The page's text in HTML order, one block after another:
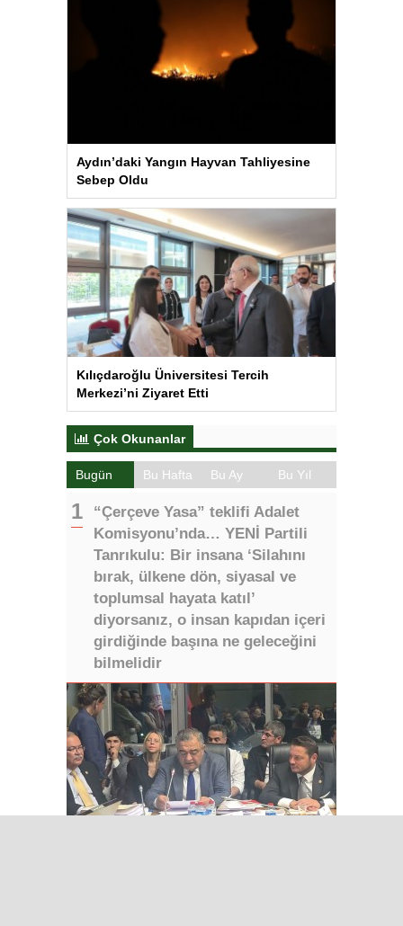
Aydın’daki Yangın Hayvan Tahliyesine
Sebep Oldu
Kılıçdaroğlu Üniversitesi Tercih
Merkezi’ni Ziyaret Etti
Çok Okunanlar
Bugün Bu Hafta Bu Ay Bu Yıl
“Çerçeve Yasa” teklifi Adalet
Komisyonu’nda… YENİ Partili
Tanrıkulu: Bir insana ‘Silahını
bırak, ülkene dön, siyasal ve
toplumsal hayata katıl’
diyorsanız, o insan kapıdan içeri
girdiğinde başına ne geleceğini
bilmelidir